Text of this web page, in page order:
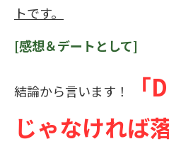
トです。
[感想＆デートとして]
結論から言います！
じゃなければ